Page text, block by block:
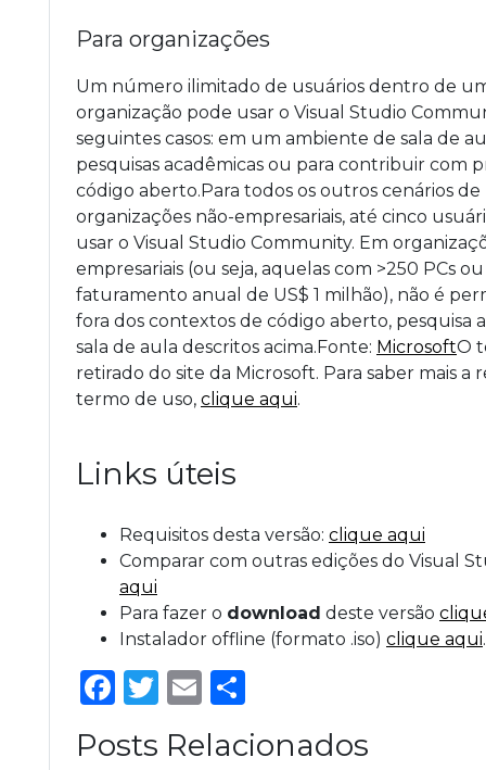
Para organizações
Um número ilimitado de usuários dentro de
organização pode usar o Visual Studio
seguintes casos: em um ambiente de sala de
pesquisas acadêmicas ou para contribuir com
código aberto.Para todos os outros cenários de
organizações não-empresariais, até cinco
usar o Visual Studio Community. Em
empresariais (ou seja, aquelas com >250 PCs ou
faturamento anual de US$ 1 milhão), não é
fora dos contextos de código aberto, pesquisa
sala de aula descritos acima.Fonte: MicrosoftO
retirado do site da Microsoft. Para saber mais a
termo de uso, clique aqui.
Links úteis
Requisitos desta versão: clique aqui
Comparar com outras edições do Visual
aqui
Para fazer o download deste versão
Instalador offline (formato .iso) clique aqui.
Facebook
Twitter
Email
Posts Relacionados